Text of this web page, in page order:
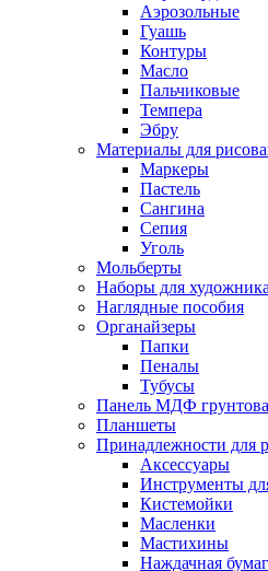
Аэрозольные
Гуашь
Контуры
Масло
Пальчиковые
Темпера
Эбру
Материалы для
Маркеры
Пастель
Сангина
Сепия
Уголь
Мольберты
Наборы для художника
Наглядные пособия
Органайзеры
Папки
Пеналы
Тубусы
Панель МДФ
Планшеты
Принадлежности для
Аксессуары
Инструменты
Кистемойки
Масленки
Мастихины
Наждачная